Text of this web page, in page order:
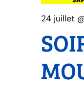
24 juillet